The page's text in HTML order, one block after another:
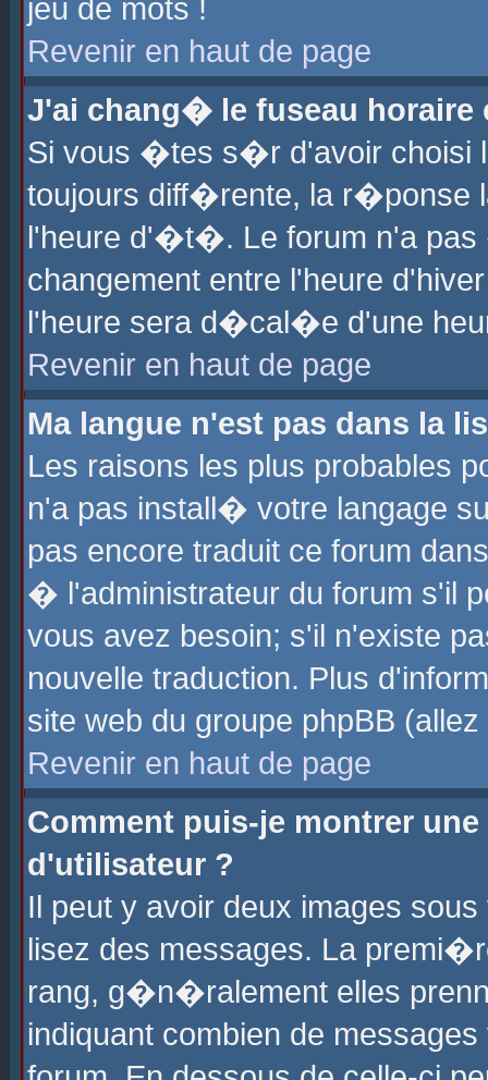
jeu de mots !
Revenir en haut de page
J'ai chang� le fuseau horaire
Si vous �tes s�r d'avoir choisi
toujours diff�rente, la r�ponse
l'heure d'�t�. Le forum n'a
changement entre l'heure
l'heure sera d�cal�e d'une
Revenir en haut de page
Ma langue n'est pas dans la
Les raisons les plus probables
n'a pas install� votre langage
pas encore traduit ce forum
� l'administrateur du forum s'il
vous avez besoin; s'il n'existe
nouvelle traduction. Plus
site web du groupe phpBB
Revenir en haut de page
Comment puis-je montrer
d'utilisateur ?
Il peut y avoir deux images
lisez des messages. La
rang, g�n�ralement elles
indiquant combien de